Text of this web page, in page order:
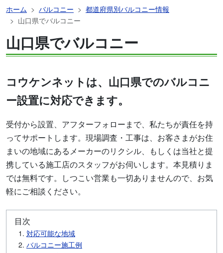
ホーム バルコニー
都道府県別バルコニー情報
山口県でバルコニー
山口県でバルコニー
コウケンネットは、山口県でのバルコニ
ー設置に対応できます。
受付から設置、アフターフォローまで、私たちが責任を持
ってサポートします。現場調査・工事は、お客さまがお住
まいの地域にあるメーカーのリクシル、もしくは当社と提
携している施工店のスタッフがお伺いします。本見積りま
では無料です。しつこい営業も一切ありませんので、お気
軽にご相談ください。
目次
対応可能な地域
バルコニー施工例